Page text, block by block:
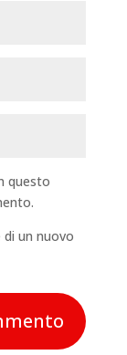
questo
di un nuovo